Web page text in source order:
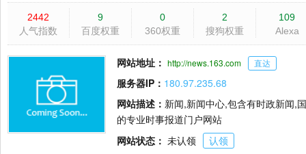
2442
人气指数
9
百度权重
0
360权重
2
搜狗权重
109
Alexa
网站地址： http://news.163.com 直达
服务器IP： 180.97.235.68
网站描述： 新闻,新闻中心,包含有时政新闻,
的专业时事报道门户网站
网站状态： 未认领
认领